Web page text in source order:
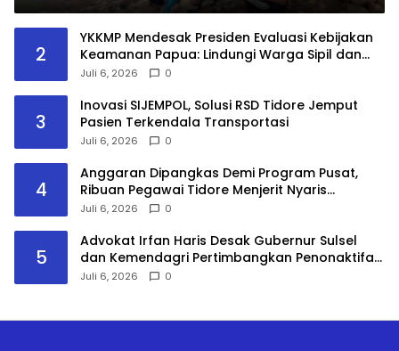
2
YKKMP Mendesak Presiden Evaluasi Kebijakan
Keamanan Papua: Lindungi Warga Sipil dan
Hormati Hukum Humaniter
Juli 6, 2026 0
3
Inovasi SIJEMPOL, Solusi RSD Tidore Jemput
Pasien Terkendala Transportasi
Juli 6, 2026 0
4
​Anggaran Dipangkas Demi Program Pusat,
Ribuan Pegawai Tidore Menjerit Nyaris
Nganggur
Juli 6, 2026 0
5
Advokat Irfan Haris Desak Gubernur Sulsel
dan Kemendagri Pertimbangkan Penonaktifan
Bupati Gowa
Juli 6, 2026 0